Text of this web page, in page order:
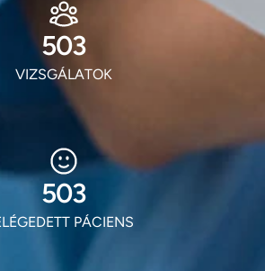
606
VIZSGÁLATOK
606
PÁCIENS